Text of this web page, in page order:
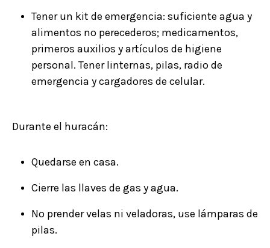
Tener un kit de emergencia: suficiente agua y
alimentos no perecederos; medicamentos,
primeros auxilios y artículos de higiene
personal. Tener linternas, pilas, radio de
emergencia y cargadores de celular.
Durante el huracán:
Quedarse en casa.
Cierre las llaves de gas y agua.
No prender velas ni veladoras, use lámparas de
pilas.